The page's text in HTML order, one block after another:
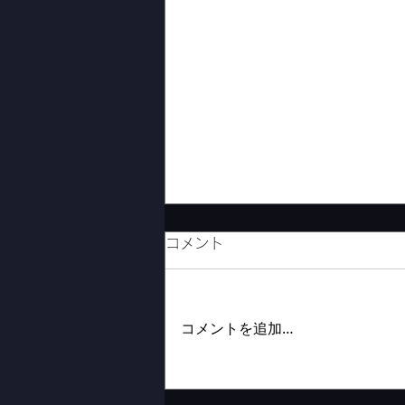
縫製工場見学
コメント
コメントを追加…